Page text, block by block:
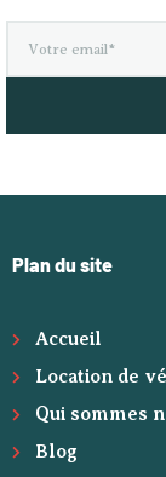
Plan du site
Accueil
Location de
Qui sommes
Blog